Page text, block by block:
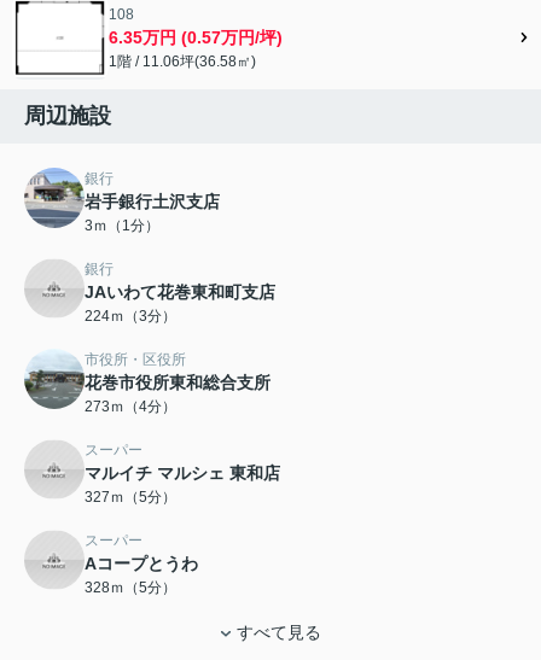
108
6.35万円 (0.57万円/坪)
1階 / 11.06坪(36.58㎡)
周辺施設
銀行
岩手銀行土沢支店
3ｍ（1分）
銀行
JAいわて花巻東和町支店
224ｍ（3分）
市役所・区役所
花巻市役所東和総合支所
273ｍ（4分）
スーパー
マルイチ マルシェ 東和店
327ｍ（5分）
スーパー
Aコープとうわ
328ｍ（5分）
すべて見る